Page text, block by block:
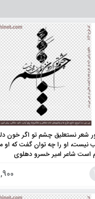
شعر نستعلیق چشم تو اگر خون
نیست، او را چه توان گفت که
است شاعر امیر خسرو دهلوی